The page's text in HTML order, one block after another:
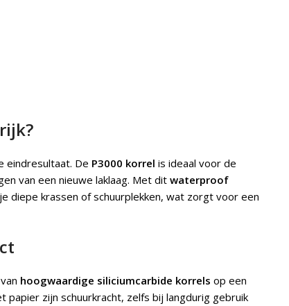
eindresultaat. De P3000 korrel is ideaal voor de
van een nieuwe laklaag. Met ditwaterproof
diepe krassen of schuurplekken, wat zorgt voor een
hoogwaardige siliciumcarbide korrels op een
papier zijn schuurkracht, zelfs bij langdurig gebruik